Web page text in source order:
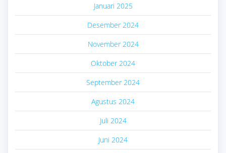
Januari 2025
Desember 2024
November 2024
Oktober 2024
September 2024
Agustus 2024
Juli 2024
Juni 2024